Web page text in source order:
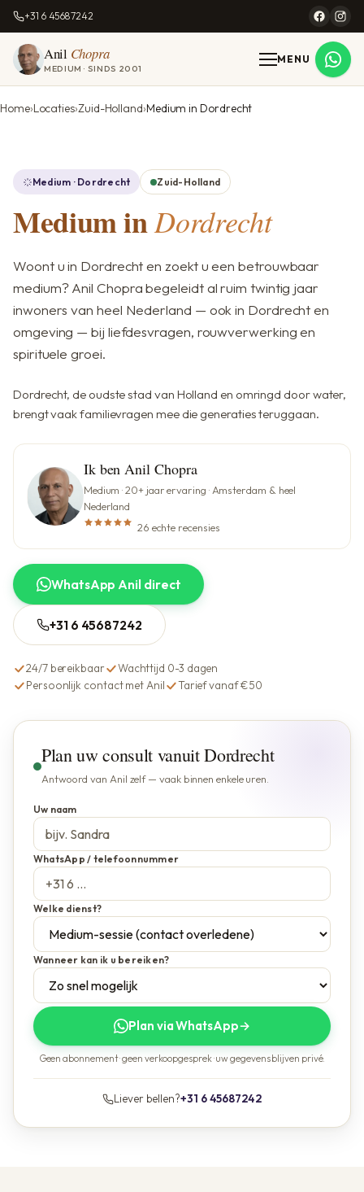
+31 6 45687242
Anil Chopra
MEDIUM · SINDS 2001
MENU
Home Locaties Zuid-Holland Medium in Dordrecht
Medium · Dordrecht Zuid-Holland
Medium inDordrecht
Woont u in Dordrecht en zoekt u een betrouwbaar
medium? Anil Chopra begeleidt al ruim twintig jaar
inwoners van heel Nederland — ook in Dordrecht en
omgeving — bij liefdesvragen, rouwverwerking en
spirituele groei.
Dordrecht, de oudste stad van Holland en omringd door water,
brengt vaak familievragen mee die generaties teruggaan.
Ik ben Anil Chopra
Medium · 20+ jaar ervaring · Amsterdam & heel
Nederland
26 echte recensies
WhatsApp Anil direct
+31 6 45687242
24/7 bereikbaar
Wachttijd 0-3 dagen
Persoonlijk contact met Anil
Tarief vanaf €50
Plan uw consult vanuit Dordrecht
Antwoord van Anil zelf — vaak binnen enkele uren.
Uw naam
WhatsApp / telefoonnummer
Welke dienst?
Wanneer kan ik u bereiken?
Plan via WhatsApp→
Geen abonnement · geen verkoopgesprek · uw gegevens blijven privé.
Liever bellen?+31 6 45687242